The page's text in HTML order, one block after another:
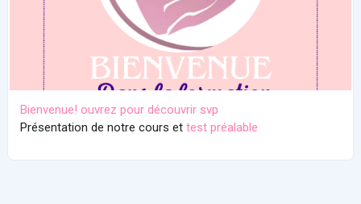
Bienvenue! ouvrez pour découvrir svp
Présentation de notre cours et test préalable